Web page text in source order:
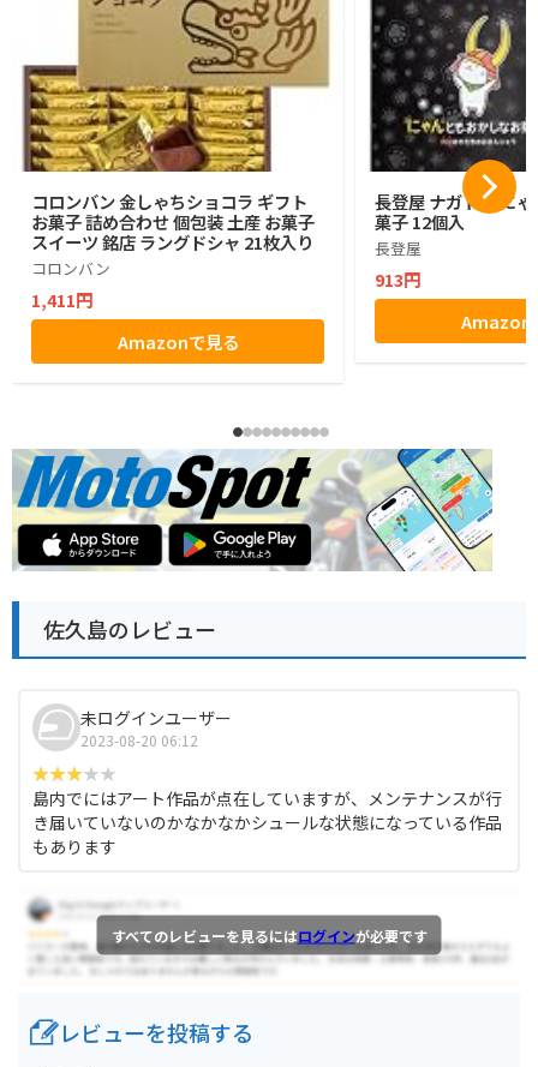
コロンバン 金しゃちショコラ ギフト
お菓子 詰め合わせ 個包装 土産 お菓子
スイーツ 銘店 ラングドシャ 21枚入り
コロンバン
1,411円
Amazonで見る
長登屋 ナガトヤ に
菓子 12個入
長登屋
913円
Amazon
佐久島のレビュー
未ログインユーザー
2023-08-20 06:12
島内でにはアート作品が点在していますが、メンテナンスが行
き届いていないのかなかなかシュールな状態になっている作品
もあります
すべてのレビューを見るにはログインが必要です
レビューを投稿する